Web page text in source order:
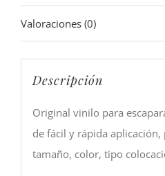
Valoraciones (0)
Descripción
Original vinilo para
de fácil y rápida
tamaño, color, tipo